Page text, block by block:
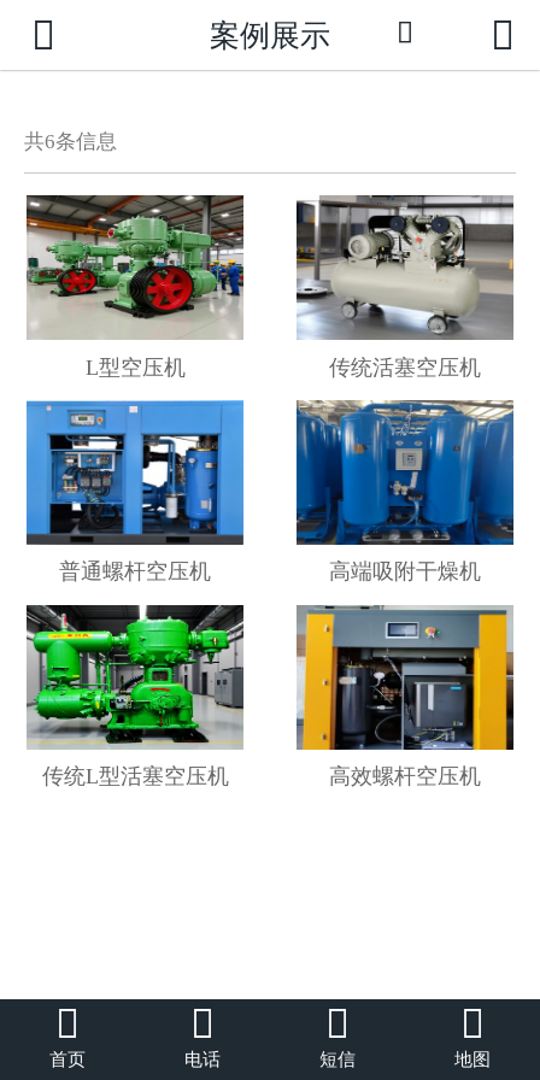
网站首页
产品中心
成功案例
荣誉资质
技术支持
联系我们
 案例展示  
共6条信息
L型空压机 传统活塞空压机
普通螺杆空压机 高端吸附干燥机
传统L型活塞空压机 高效螺杆空压机

首页

电话

短信

地图